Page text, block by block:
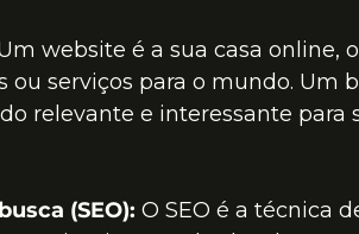
website é a sua casa online,
ou serviços para o mundo. Um
relevante e interessante para
(SEO): O SEO é a técnica